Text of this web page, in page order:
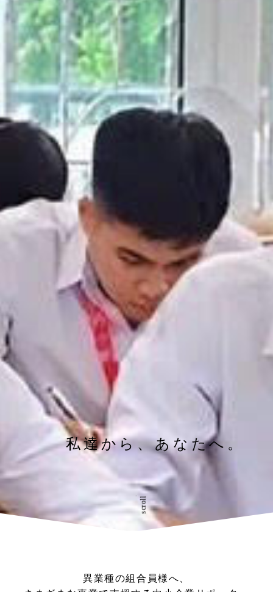
scroll
私達から、あなたへ。
異業種の組合員様へ、